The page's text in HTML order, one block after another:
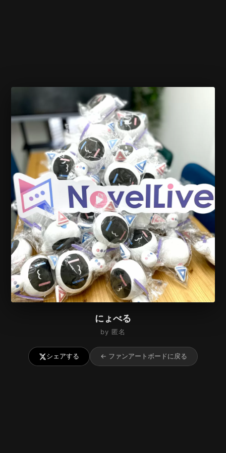
にょべる
by 匿名
シェアする ← ファンアートボードに戻る